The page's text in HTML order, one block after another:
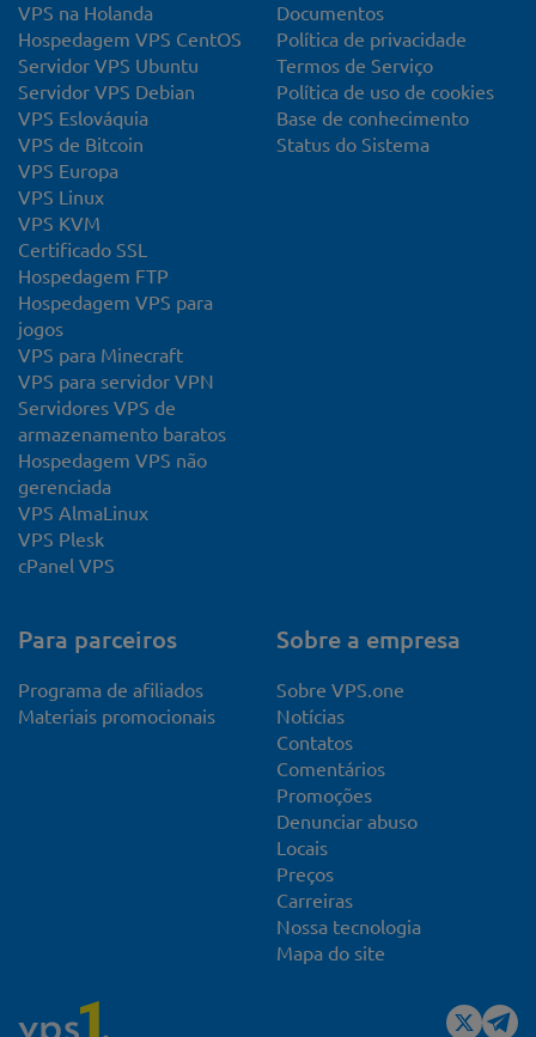
VPS na Holanda
Hospedagem VPS CentOS
Servidor VPS Ubuntu
Servidor VPS Debian
VPS Eslováquia
VPS de Bitcoin
VPS Europa
VPS Linux
VPS KVM
Certificado SSL
Hospedagem FTP
Hospedagem VPS para
jogos
VPS para Minecraft
VPS para servidor VPN
Servidores VPS de
armazenamento baratos
Hospedagem VPS não
gerenciada
VPS AlmaLinux
VPS Plesk
cPanel VPS
Documentos
Política de privacidade
Termos de Serviço
Política de uso de cookies
Base de conhecimento
Status do Sistema
Para parceiros
Programa de afiliados
Materiais promocionais
Sobre a empresa
Sobre VPS.one
Notícias
Contatos
Comentários
Promoções
Denunciar abuso
Locais
Preços
Carreiras
Nossa tecnologia
Mapa do site